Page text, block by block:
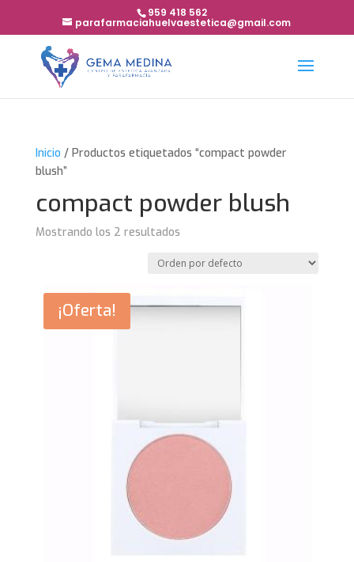
959 418 562
parafarmaciahuelvaestetica@gmail.com
Inicio / Productos etiquetados “compact powder
blush”
compact powder blush
Mostrando los 2 resultados
¡Oferta!